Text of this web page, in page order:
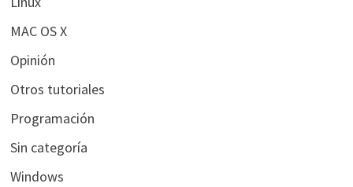
MAC OS X
Opinión
Otros tutoriales
Programación
Sin categoría
Windows